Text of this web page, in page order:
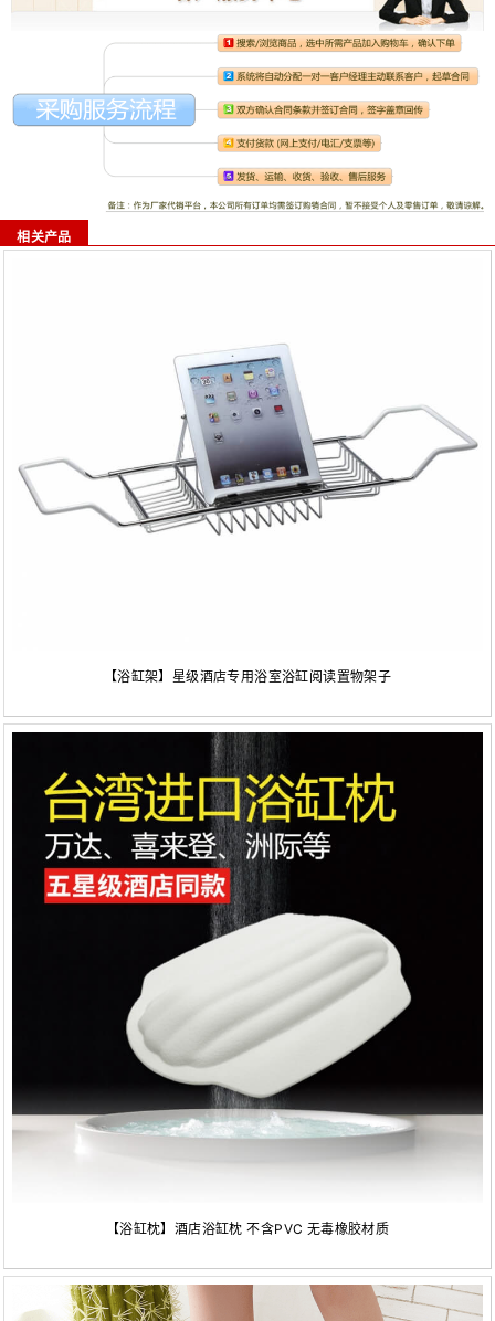
相关产品
【浴缸架】星级酒店专用浴室浴缸阅读置物架子
【浴缸枕】酒店浴缸枕 不含PVC 无毒橡胶材质